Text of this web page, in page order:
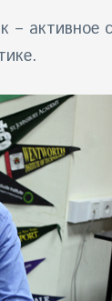
активное